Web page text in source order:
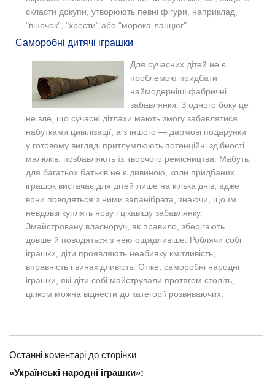
скласти докупи, утворюють певні фігури, наприклад,
"віночок", "хрести" або "морока-ланцюг".
Саморобні дитячі іграшки
Для сучасних дітей не є
проблемою придбати
наймодерніші фабричні
забавлянки. З одного боку це
не зле, що сучасні дітлахи мають змогу забавлятися
набутками цивілізації, а з іншого — дармові подарунки
у готовому вигляді притлумлюють потенційні здібності
малюків, позбавляють їх творчого ремісництва. Мабуть,
для багатьох батьків не є дивиною, коли придбаних
іграшок вистачає для дітей лише на кілька днів, адже
вони поводяться з ними запанібрата, знаючи, що їм
невдовзі куплять нову і цікавішу забавлянку.
Змайстровану власноруч, як правило, зберігають
довше й поводяться з нею ощадливіше. Роблячи собі
іграшки, діти проявляють неабияку кмітливість,
вправність і винахідливість. Отже, саморобні народні
іграшки, які діти собі майстрували протягом століть,
цілком можна віднести до категорії розвиваючих.
Останні коментарі до сторінки
«Українські народні іграшки»: